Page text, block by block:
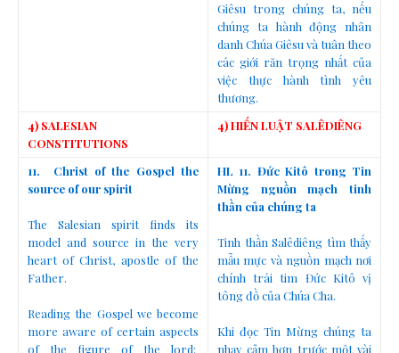
Giêsu trong chúng ta, nếu
chúng ta hành động nhân
danh Chúa Giêsu và tuân theo
các giới răn trọng nhất của
việc thực hành tình yêu
thương.
4) SALESIAN
CONSTITUTIONS
4) HIẾN LUẬT SALÊDIÊNG
11. Christ of the Gospel the
source of our spirit
The Salesian spirit finds its
model and source in the very
heart of Christ, apostle of the
Father.
Reading the Gospel we become
more aware of certain aspects
of the figure of the lord:
HL 11. Đức Kitô trong Tin
Mừng nguồn mạch tinh
thần của chúng ta
Tinh thần Salêdiêng tìm thấy
mẫu mực và nguồn mạch nơi
chính trái tim Đức Kitô vị
tông đồ của Chúa Cha.
Khi đọc Tin Mừng chúng ta
nhạy cảm hơn trước một vài